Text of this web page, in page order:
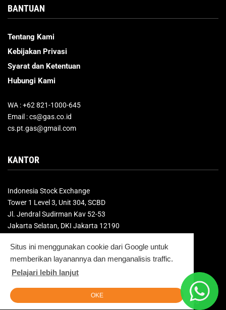
Situs ini menggunakan cookie dari Google untuk
memberikan layanannya dan menganalisis traffic.
Pelajari lebih lanjut
OKE
BANTUAN
Tentang Kami
Kebijakan Privasi
Syarat dan Ketentuan
Hubungi Kami
WA : +62 821-1000-645
Email : cs@gas.co.id
cs.pt.gas@gmail.com
KANTOR
Indonesia Stock Exchange
Tower 1 Level 3, Unit 304, SCBD
Jl. Jendral Sudirman Kav 52-53
Jakarta Selatan, DKI Jakarta 12190
LinkedIn Instagram X Facebook
© 2026PT. Gerbang Akselerasi Sukses. All Rights Reserved